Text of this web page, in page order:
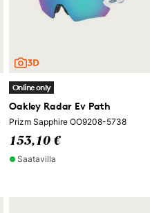
Online only
Oakley Radar Ev Path
Prizm Sapphire OO9208-5738
153,10 €
Saatavilla